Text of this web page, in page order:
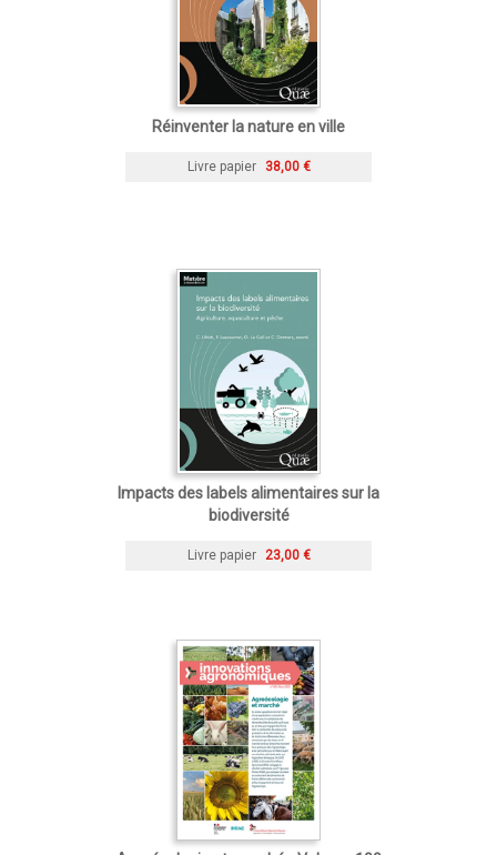
Réinventer la nature en ville
Livre papier 38,00 €
Impacts des labels alimentaires sur la
biodiversité
Livre papier 23,00 €